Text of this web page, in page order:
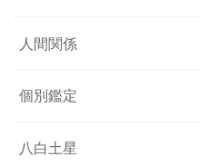
人間関係
個別鑑定
八白土星